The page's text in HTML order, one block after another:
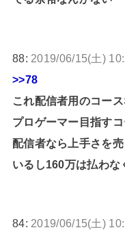
88: 2019/06/15(土)
>>78
これ配信者用のコー
プロゲーマー目指す
配信者なら上手さを
いるし160万は払わな
84: 2019/06/15(土)